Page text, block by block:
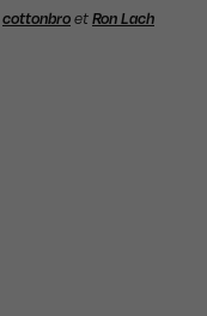
cottonbroetRon Lach